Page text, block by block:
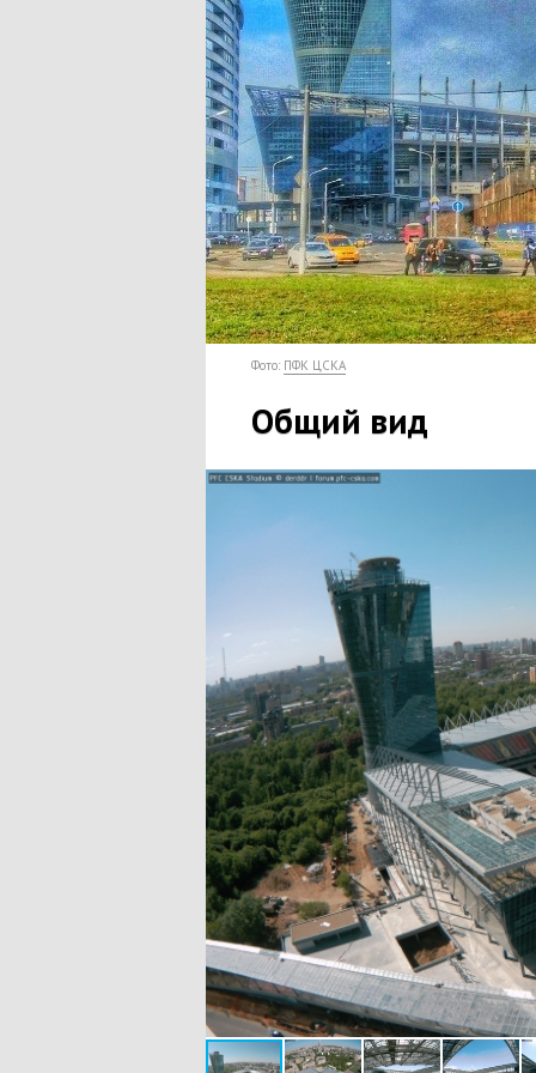
Фото: ПФК ЦСКА
Общий вид